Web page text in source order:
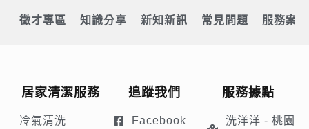
徵才專區 知識分享 新知新訊 常見問題 服務案例
居家清潔服務
冷氣清洗
追蹤我們
Facebook
服務據點
洗洋洋 - 桃園